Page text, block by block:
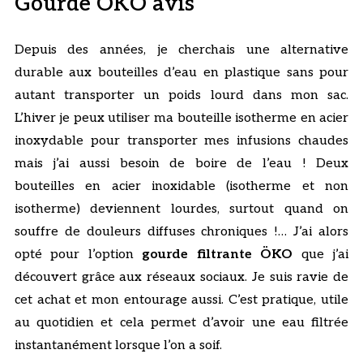
Depuis des années, je cherchais une alternative
durable aux bouteilles d’eau en plastique sans pour
autant transporter un poids lourd dans mon sac.
L’hiver je peux utiliser ma bouteille isotherme en acier
inoxydable pour transporter mes infusions chaudes
mais j’ai aussi besoin de boire de l’eau ! Deux
bouteilles en acier inoxidable (isotherme et non
isotherme) deviennent lourdes, surtout quand on
souffre de douleurs diffuses chroniques !… J’ai alors
opté pour l’option gourde filtrante ÖKO que j’ai
découvert grâce aux réseaux sociaux. Je suis ravie de
cet achat et mon entourage aussi. C’est pratique, utile
au quotidien et cela permet d’avoir une eau filtrée
instantanément lorsque l’on a soif.